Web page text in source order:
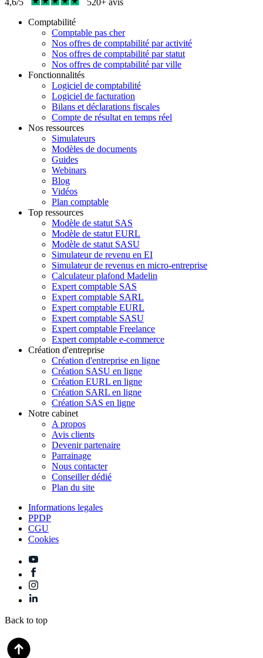
4,6/5
520+ avis
Comptabilité
Comptable pas cher
Nos offres de comptabilité par activité
Nos offres de comptabilité par statut
Nos offres de comptabilité par ville
Fonctionnalités
Logiciel de comptabilité
Logiciel de facturation
Bilans et déclarations fiscales
Compte de résultat en temps réel
Nos ressources
Simulateurs
Modèles de documents
Guides
Webinars
Blog
Vidéos
Plan comptable
Top ressources
Modèle de statut SAS
Modèle de statut EURL
Modèle de statut SASU
Simulateur de revenu en EI
Simulateur de revenus en micro-entreprise
Calculateur plafond Madelin
Expert comptable SAS
Expert comptable SARL
Expert comptable EURL
Expert comptable SASU
Expert comptable Freelance
Expert comptable e-commerce
Création d'entreprise
Création d'entreprise en ligne
Création SASU en ligne
Création EURL en ligne
Création SARL en ligne
Création SAS en ligne
Notre cabinet
A propos
Avis clients
Devenir partenaire
Parrainage
Nous contacter
Conseiller dédié
Plan du site
Informations legales
PPDP
CGU
Cookies
Back to top